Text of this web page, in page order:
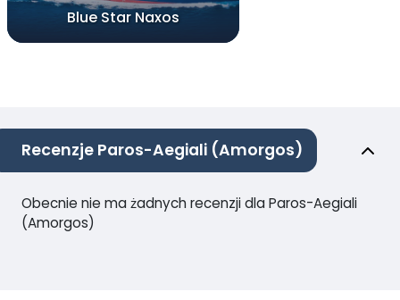
Blue Star Naxos
Recenzje Paros-Aegiali (Amorgos)
Obecnie nie ma żadnych recenzji dla Paros-Aegiali
(Amorgos)